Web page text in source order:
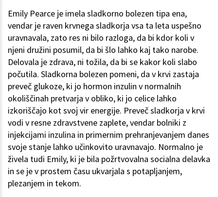
Emily Pearce je imela sladkorno bolezen tipa ena,
vendar je raven krvnega sladkorja vsa ta leta uspešno
uravnavala, zato res ni bilo razloga, da bi kdor koli v
njeni družini posumil, da bi šlo lahko kaj tako narobe.
Delovala je zdrava, ni tožila, da bi se kakor koli slabo
počutila. Sladkorna bolezen pomeni, da v krvi zastaja
preveč glukoze, ki jo hormon inzulin v normalnih
okoliščinah pretvarja v obliko, ki jo celice lahko
izkoriščajo kot svoj vir energije. Preveč sladkorja v krvi
vodi v resne zdravstvene zaplete, vendar bolniki z
injekcijami inzulina in primernim prehranjevanjem danes
svoje stanje lahko učinkovito uravnavajo. Normalno je
živela tudi Emily, ki je bila požrtvovalna socialna delavka
in se je v prostem času ukvarjala s potapljanjem,
plezanjem in tekom.